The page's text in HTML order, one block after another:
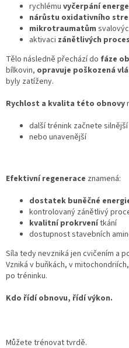
rychlému vyčerpání
nárůstu oxidativního
mikrotraumatům
aktivaci zánětlivých
Tělo následně přechází do fáze
bílkovin, opravuje poškozená
byly zatíženy.
Rychlost a kvalita této obnovy
další trénink začnete silnější
nebo unavenější
Efektivní regenerace znamená:
dostatek buněčné
kontrolovaný zánětlivý
kvalitní prokrvenítkání
dostupnost stavebních
Síla tedy nevzniká jen cvičením a
Vzniká v buňkách, v
po tréninku.
Kdo řídí obnovu, řídí výkon.
Můžete trénovat tvrdě.